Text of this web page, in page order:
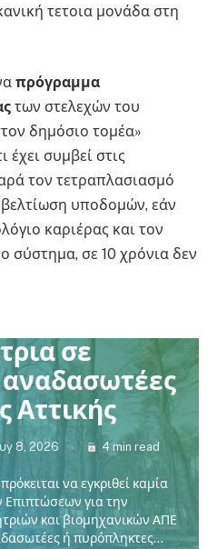
τετοια μονάδα στη
πρόγραμμα
των στελεχών του
δημόσιο τομέα»
συμβεί στις
τον τετραπλασιασμό
υποδομών, εάν
καριέρας και τον
σύστημα, σε 10 χρόνια δεν
σε
αναδασωτέες
Αττικής
8, 2026 4 min read
να εγκριθεί καμία
Επιπτώσεων για την
και βιομηχανικών ΑΠΕ
ή πυρόπληκτες…